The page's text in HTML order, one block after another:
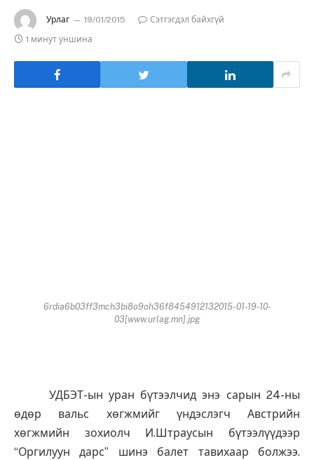
Урлаг 19/01/2015
Сэтгэгдэл байхгүй
1 минут уншина
6rdia6b03ff3mch3bi8o9oh36f8454912132015-01-19-10-
03[www.urlag.mn].jpg
УДБЭТ-ын уран бүтээлчид энэ сарын 24-ны
өдөр вальс хөгжмийг үндэслэгч Австрийн
хөгжмийн зохиолч И.Штраусын бүтээлүүдээр
“Оргилуун дарс” шинэ балет тавихаар болжээ.